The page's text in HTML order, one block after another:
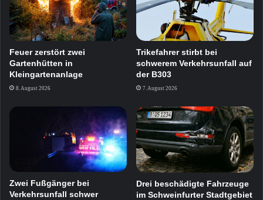
Feuer zerstört zwei
Gartenhütten in
Kleingartenanlage
8. August 2026
Trikefahrer stirbt bei
schwerem Verkehrsunfall auf
der B303
7. August 2026
Zwei Fußgänger bei
Verkehrsunfall schwer
Drei beschädigte Fahrzeuge
im Schweinfurter Stadtgebiet